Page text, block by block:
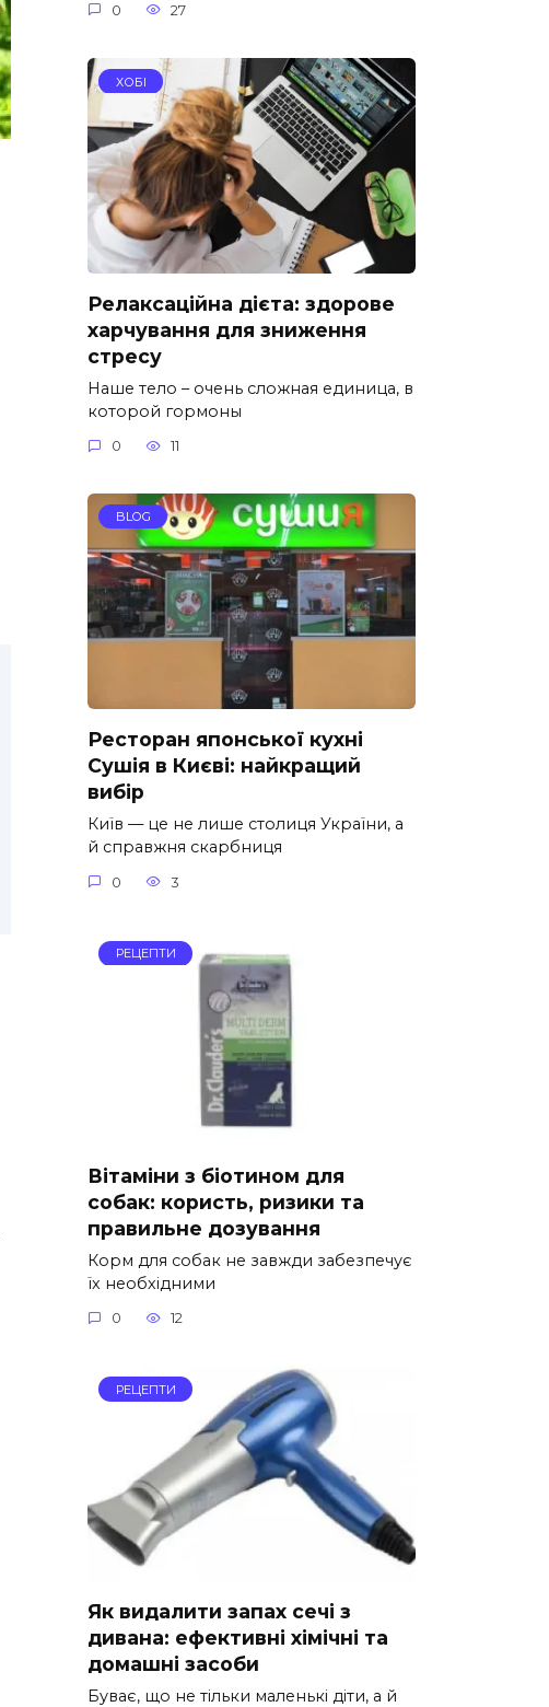
0 27
ХОБІ
Релаксаційна дієта: здорове
харчування для зниження
стресу
Наше тело – очень сложная единица, в
которой гормоны
0 11
BLOG
Ресторан японської кухні
Сушія в Києві: найкращий
вибір
Київ — це не лише столиця України, а
й справжня скарбниця
0 3
РЕЦЕПТИ
Вітаміни з біотином для
собак: користь, ризики та
правильне дозування
Корм для собак не завжди забезпечує
їх необхідними
0 12
РЕЦЕПТИ
Як видалити запах сечі з
дивана: ефективні хімічні та
домашні засоби
Буває, що не тільки маленькі діти, а й